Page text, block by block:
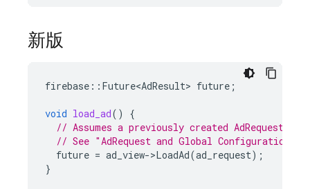
新版
firebase :: Future<AdResult> future ;
void load_ad()
{
// Assumes a previously created AdRequest
// See "AdRequest and Global Configuration"
future = ad_view->LoadAd(ad_request);
}